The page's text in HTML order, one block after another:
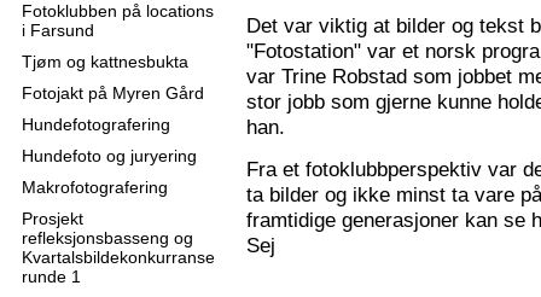
Fotoklubben på locations
i Farsund
Tjøm og kattnesbukta
Fotojakt på Myren Gård
Hundefotografering
Hundefoto og juryering
Makrofotografering
Prosjekt
refleksjonsbasseng og
Kvartalsbildekonkurranse
runde 1
Det var viktig at bilder og tekst
"Fotostation" var et norsk
var Trine Robstad som jobbet
stor jobb som gjerne kunne
han.
Fra et fotoklubbperspektiv var
ta bilder og ikke minst ta vare
framtidige generasjoner kan se
Sej